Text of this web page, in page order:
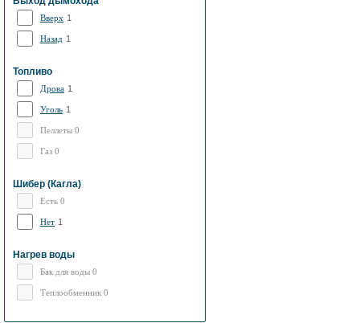
Вверх 1
Назад 1
Топливо
Дрова 1
Уголь 1
Пеллеты 0
Газ 0
Шибер (Кагла)
Есть 0
Нет 1
Нагрев воды
Бак для воды 0
Теплообменник 0